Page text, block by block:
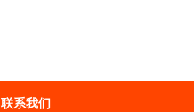
联系我们